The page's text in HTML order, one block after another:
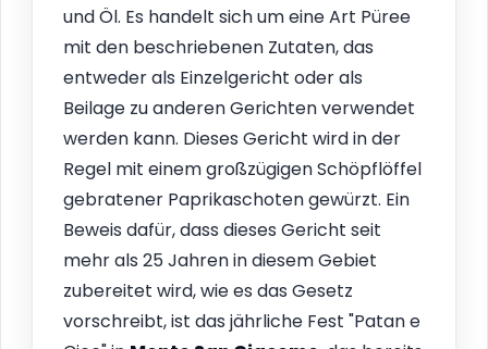
und Öl. Es handelt sich um eine Art Püree
mit den beschriebenen Zutaten, das
entweder als Einzelgericht oder als
Beilage zu anderen Gerichten verwendet
werden kann. Dieses Gericht wird in der
Regel mit einem großzügigen Schöpflöffel
gebratener Paprikaschoten gewürzt. Ein
Beweis dafür, dass dieses Gericht seit
mehr als 25 Jahren in diesem Gebiet
zubereitet wird, wie es das Gesetz
vorschreibt, ist das jährliche Fest "Patan e